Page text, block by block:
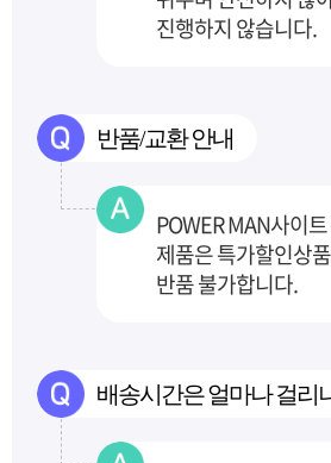
진행하지 않습니다.
반품/교환 안내
POWER MAN사이
제품은 특가할인상
반품 불가합니다.
배송시간은 얼마나 걸리